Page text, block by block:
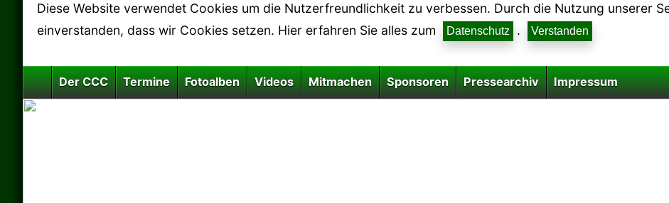
Diese Website verwendet Cookies um die Nutzerfreundlichkeit zu verbessen. Durch die Nutzung unserer
einverstanden, dass wir Cookies setzen. Hier erfahren Sie alles zum
Datenschutz . Verstanden
Der CCC Termine Fotoalben Videos Mitmachen Sponsoren Pressearchiv Impressum